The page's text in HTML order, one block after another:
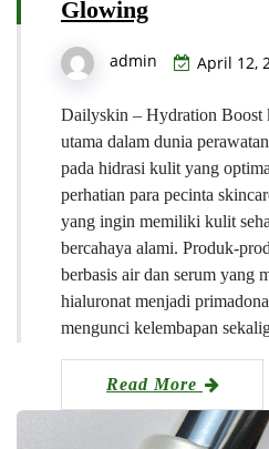
Glowing
admin April 12,
Dailyskin – Hydration Boost
utama dalam dunia
pada hidrasi kulit yang
perhatian para pecinta
yang ingin memiliki kulit
bercahaya alami. Produk-
berbasis air dan serum yang
hialuronat menjadi
mengunci kelembapan
Read More